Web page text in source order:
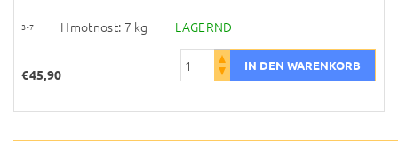
3-7 Hmotnost: 7 kg LAGERND
€45,90